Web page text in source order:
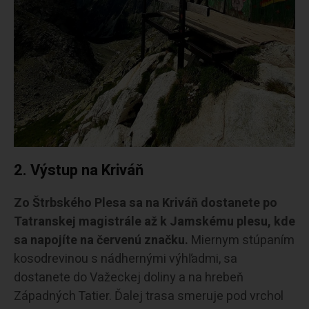
2. Výstup na Kriváň
Zo Štrbského Plesa sa na Kriváň dostanete po
Tatranskej magistrále až k Jamskému plesu, kde
sa napojíte na červenú značku. Miernym stúpaním
kosodrevinou s nádhernými výhľadmi, sa
dostanete do Važeckej doliny a na hrebeň
Západných Tatier. Ďalej trasa smeruje pod vrchol